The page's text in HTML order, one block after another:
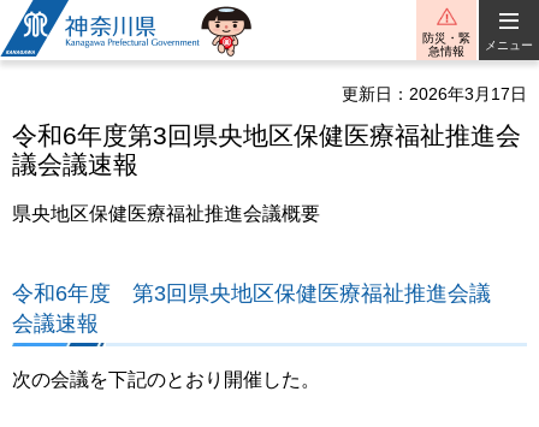
神奈川県
防災・緊
急情報
メニュー
更新日：2026年3月17日
令和6年度第3回県央地区保健医療福祉推進会
議会議速報
県央地区保健医療福祉推進会議概要
令和6年度 第3回県央地区保健医療福祉推進会議
会議速報
次の会議を下記のとおり開催した。